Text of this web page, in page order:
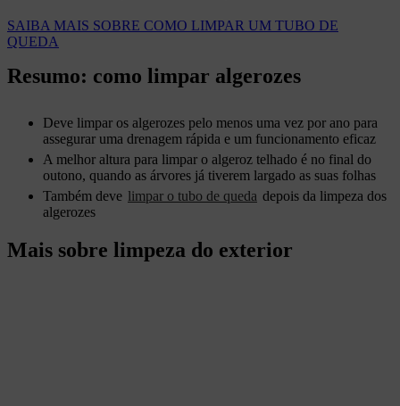
SAIBA MAIS SOBRE COMO LIMPAR UM TUBO DE
QUEDA
Resumo: como limpar algerozes
Deve limpar os algerozes pelo menos uma vez por ano para
assegurar uma drenagem rápida e um funcionamento eficaz
A melhor altura para limpar o algeroz telhado é no final do
outono, quando as árvores já tiverem largado as suas folhas
Também deve limpar o tubo de queda depois da limpeza dos
algerozes
Mais sobre limpeza do exterior